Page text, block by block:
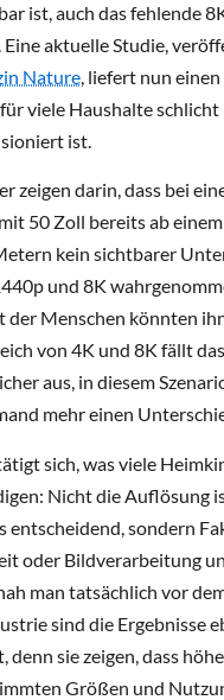
ist, auch das fehlende
aktuelle Studie,
Nature, liefert nun
viele Haushalte schlicht
ist.
zeigen darin, dass bei
50 Zoll bereits ab
kein sichtbarer
und 8K
der Menschen könnten
von 4K und 8K fällt
aus, in diesem
mehr einen
sich, was viele
Nicht die Auflösung
entscheidend, sondern
oder Bildverarbeitung
man tatsächlich vor
sind die Ergebnisse
denn sie zeigen, dass
Größen und